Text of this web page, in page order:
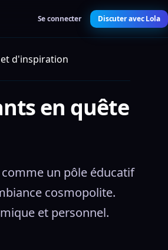
Se connecter Discuter avec Lola
d'inspiration
en quête
un pôle éducatif
cosmopolite.
et personnel.